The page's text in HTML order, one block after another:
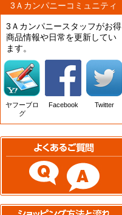
3Ａカンパニーコミュニティ
3Ａカンパニースタッフがお得
商品情報や日常を更新してい
ます。
ヤフーブロ
グ
Facebook Twitter